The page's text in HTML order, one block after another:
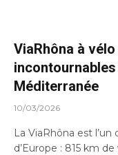
ViaRhôna à
Méditerranée
10/03/2026
La ViaRhôna est
d’Europe : 815 km